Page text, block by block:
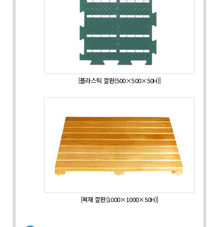
[플라스틱 깔판(500×500×50H)]
[목재 깔판(1000×1000×50H)]